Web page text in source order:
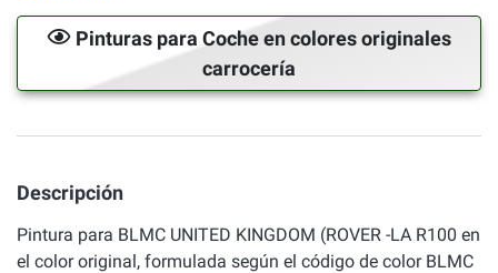
Pinturas para Coche en colores originales
carrocería
Descripción
Pintura para BLMC UNITED KINGDOM (ROVER -LA R100 en
el color original, formulada según el código de color BLMC